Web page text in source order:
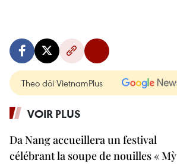
Theo dõi VietnamPlus
VOIR PLUS
Da Nang accueillera un festival
célébrant la soupe de nouilles « Mỳ